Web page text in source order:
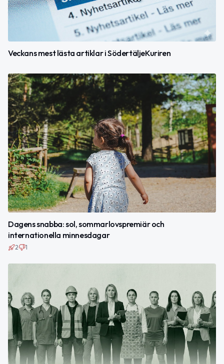
Veckans mest lästa artiklar i SödertäljeKuriren
Dagens snabba: sol, sommarlovspremiär och
internationella minnesdagar
2 1